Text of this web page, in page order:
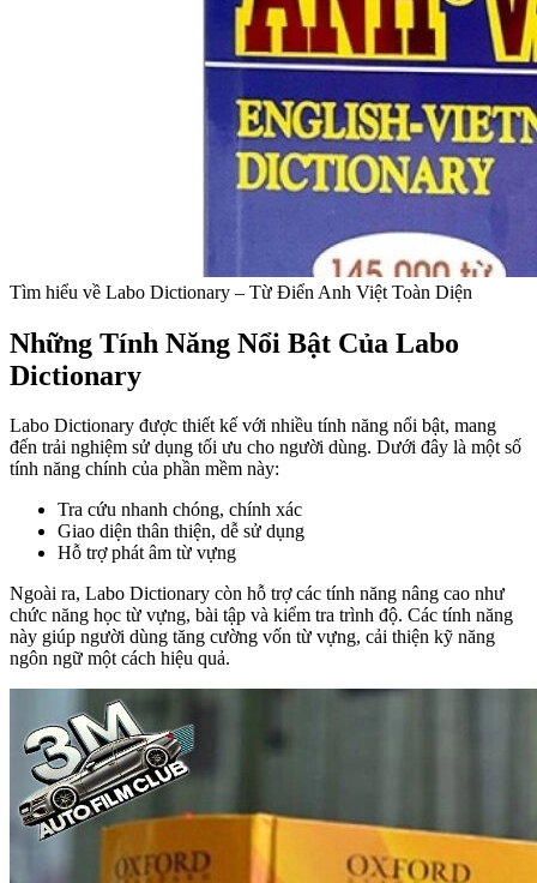
Tìm hiểu về Labo Dictionary – Từ Điển Anh Việt Toàn Diện
Những Tính Năng Nổi Bật Của Labo
Dictionary
Labo Dictionary được thiết kế với nhiều tính năng nổi bật, mang
đến trải nghiệm sử dụng tối ưu cho người dùng. Dưới đây là một số
tính năng chính của phần mềm này:
Tra cứu nhanh chóng, chính xác
Giao diện thân thiện, dễ sử dụng
Hỗ trợ phát âm từ vựng
Ngoài ra, Labo Dictionary còn hỗ trợ các tính năng nâng cao như
chức năng học từ vựng, bài tập và kiểm tra trình độ. Các tính năng
này giúp người dùng tăng cường vốn từ vựng, cải thiện kỹ năng
ngôn ngữ một cách hiệu quả.